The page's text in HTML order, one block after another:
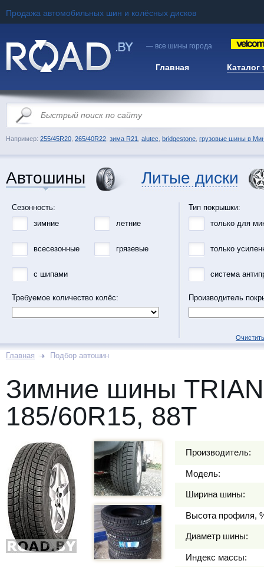
Продажа автомобильных шин и колёсных дисков
— все шины города
Главная Каталог
Например: 255/45R20 265/40R22 зима R21 alutec bridgestone грузовые шины в
Автошины Литые диски
Сезонность:
зимние
летние
всесезонные грязевые
с шипами
Требуемое количество колёс:
Тип покрышки:
только для
только
система
Производитель
Главная Подбор автошин
Зимние шины
185/60R15, 88T
Производитель:
Модель:
Ширина шины:
Высота профиля,
Диаметр шины:
Индекс массы: